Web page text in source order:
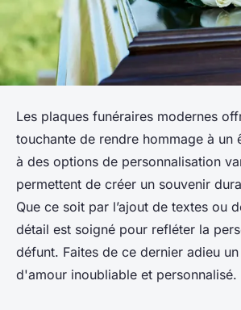
Les plaques funéraires modernes
touchante de rendre hommage à un
à des options de personnalisation
permettent de créer un souvenir
Que ce soit par l’ajout de textes ou
détail est soigné pour refléter la
défunt. Faites de ce dernier adieu
d'amour inoubliable et personnalisé.